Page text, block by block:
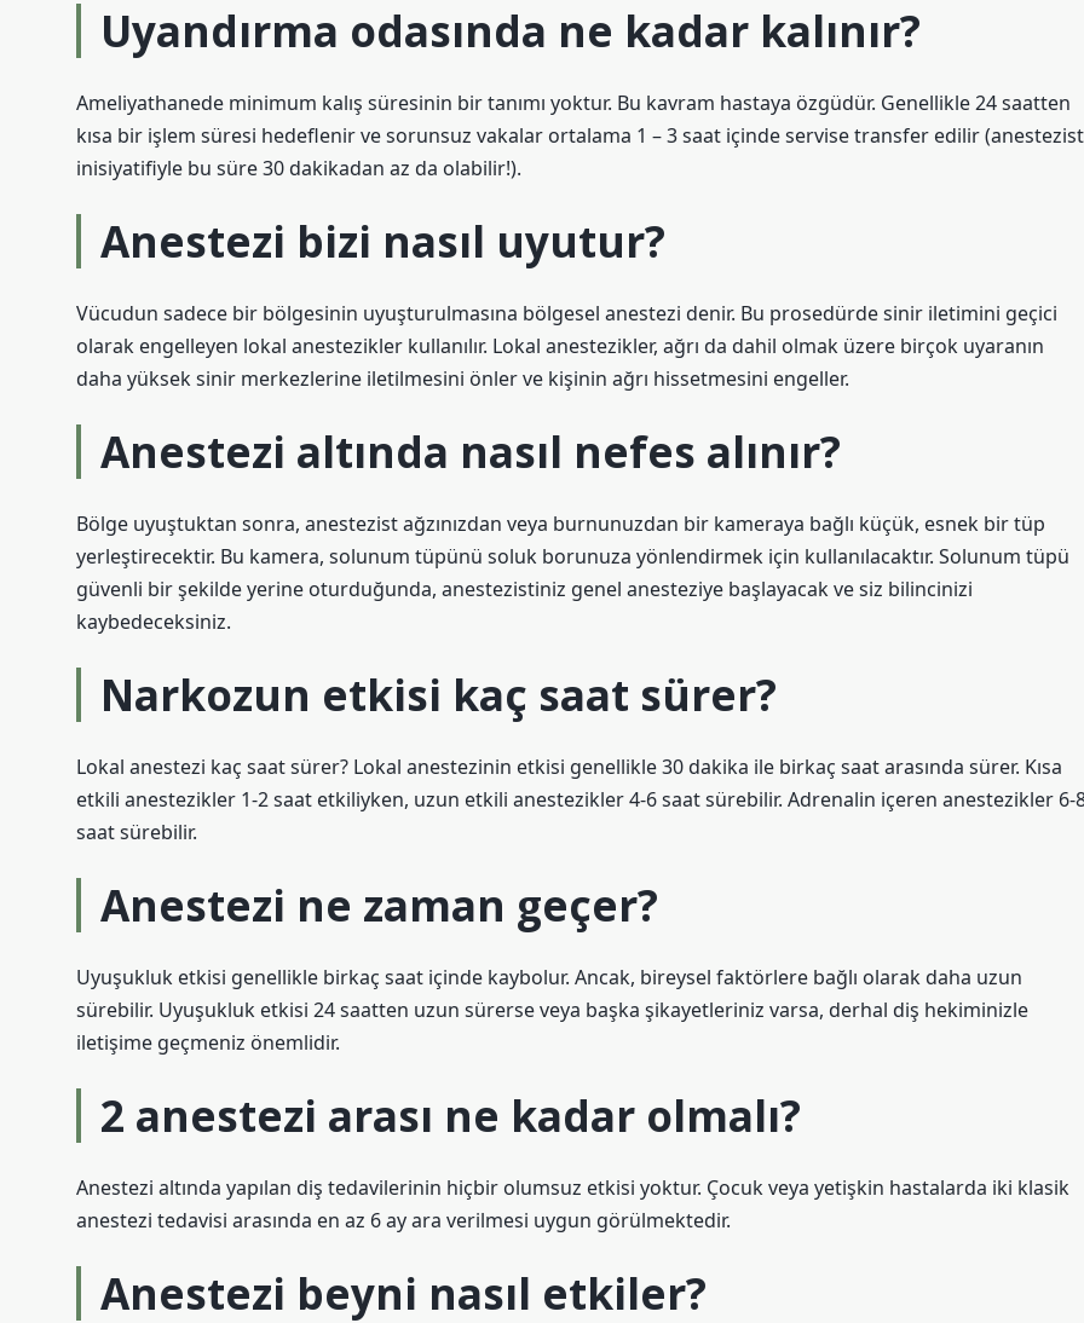
Uyandırma odasında ne kadar kalınır?
Ameliyathanede minimum kalış süresinin bir tanımı yoktur. Bu kavram hastaya özgüdür. Genellikle 24 saatten
kısa bir işlem süresi hedeflenir ve sorunsuz vakalar ortalama 1 – 3 saat içinde servise transfer edilir (anestezist
inisiyatifiyle bu süre 30 dakikadan az da olabilir!).
Anestezi bizi nasıl uyutur?
Vücudun sadece bir bölgesinin uyuşturulmasına bölgesel anestezi denir. Bu prosedürde sinir iletimini geçici
olarak engelleyen lokal anestezikler kullanılır. Lokal anestezikler, ağrı da dahil olmak üzere birçok uyaranın
daha yüksek sinir merkezlerine iletilmesini önler ve kişinin ağrı hissetmesini engeller.
Anestezi altında nasıl nefes alınır?
Bölge uyuştuktan sonra, anestezist ağzınızdan veya burnunuzdan bir kameraya bağlı küçük, esnek bir tüp
yerleştirecektir. Bu kamera, solunum tüpünü soluk borunuza yönlendirmek için kullanılacaktır. Solunum tüpü
güvenli bir şekilde yerine oturduğunda, anestezistiniz genel anesteziye başlayacak ve siz bilincinizi
kaybedeceksiniz.
Narkozun etkisi kaç saat sürer?
Lokal anestezi kaç saat sürer? Lokal anestezinin etkisi genellikle 30 dakika ile birkaç saat arasında sürer. Kısa
etkili anestezikler 1-2 saat etkiliyken, uzun etkili anestezikler 4-6 saat sürebilir. Adrenalin içeren anestezikler 6-
saat sürebilir.
Anestezi ne zaman geçer?
Uyuşukluk etkisi genellikle birkaç saat içinde kaybolur. Ancak, bireysel faktörlere bağlı olarak daha uzun
sürebilir. Uyuşukluk etkisi 24 saatten uzun sürerse veya başka şikayetleriniz varsa, derhal diş hekiminizle
iletişime geçmeniz önemlidir.
2 anestezi arası ne kadar olmalı?
Anestezi altında yapılan diş tedavilerinin hiçbir olumsuz etkisi yoktur. Çocuk veya yetişkin hastalarda iki klasik
anestezi tedavisi arasında en az 6 ay ara verilmesi uygun görülmektedir.
Anestezi beyni nasıl etkiler?